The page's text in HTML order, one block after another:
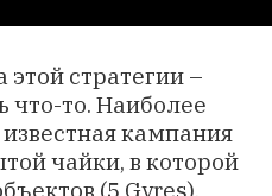
этой стратегии –
что-то. Наиболее
кампания
чайки, в которой